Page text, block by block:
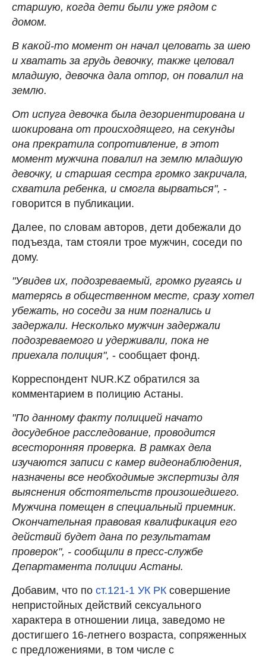
старшую, когда дети были уже рядом с
домом.
В какой-то момент он начал целовать за шею
и хватать за грудь девочку, также целовал
младшую, девочка дала отпор, он повалил на
землю.
От испуга девочка была дезориентирована и
шокирована от происходящего, на секунды
она прекратила сопротивление, в этот
момент мужчина повалил на землю младшую
девочку, и старшая сестра громко закричала,
схватила ребенка, и смогла вырваться", -
говорится в публикации.
Далее, по словам авторов, дети добежали до
подъезда, там стояли трое мужчин, соседи по
дому.
"Увидев их, подозреваемый, громко ругаясь и
матерясь в общественном месте, сразу хотел
убежать, но соседи за ним погнались и
задержали. Несколько мужчин задержали
подозреваемого и удерживали, пока не
приехала полиция", - сообщает фонд.
Корреспондент NUR.KZ обратился за
комментарием в полицию Астаны.
"По данному факту полицией начато
досудебное расследование, проводится
всесторонняя проверка. В рамках дела
изучаются записи с камер видеонаблюдения,
назначены все необходимые экспертизы для
выяснения обстоятельств произошедшего.
Мужчина помещен в специальный приемник.
Окончательная правовая квалификация его
действий будет дана по результатам
проверок", - сообщили в пресс-службе
Департамента полиции Астаны.
Добавим, что по ст.121-1 УК РК совершение
непристойных действий сексуального
характера в отношении лица, заведомо не
достигшего 16-летнего возраста, сопряженных
с предложениями, в том числе с